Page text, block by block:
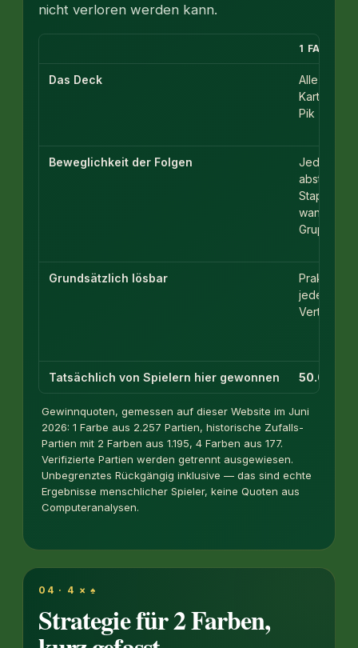
nicht verloren werden kann.
1 FARBE
Das Deck
Alle 104
Karten sind
Pik
Beweglichkeit der Folgen
Jeder
Stapel
wandert
Gruppe
Grundsätzlich lösbar
Praktisch
jede
Verteilung
Tatsächlich von Spielern hier gewonnen 50.0%
Gewinnquoten, gemessen auf dieser Website im Juni
2026: 1 Farbe aus 2.257 Partien, historische Zufalls-
Partien mit 2 Farben aus 1.195, 4 Farben aus 177.
Verifizierte Partien werden getrennt ausgewiesen.
Unbegrenztes Rückgängig inklusive — das sind echte
Ergebnisse menschlicher Spieler, keine Quoten aus
Computeranalysen.
04 · 4 × ♠
Strategie für 2 Farben,